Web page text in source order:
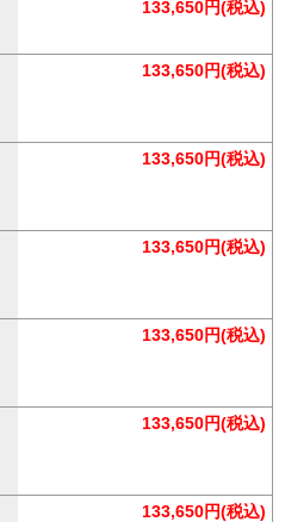
133,650円(税込)
133,650円(税込)
133,650円(税込)
133,650円(税込)
133,650円(税込)
133,650円(税込)
133,650円(税込)